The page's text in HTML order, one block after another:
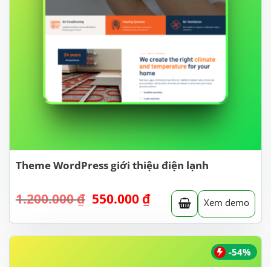
Theme WordPress giới thiệu điện lạnh
1.200.000₫ Giá
là:
1.200.000 ₫.
550.000 ₫Giá
hiện
tại
là:
Xem demo
-54%